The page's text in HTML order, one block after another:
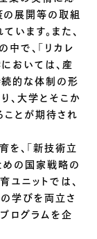
の展開等の取組
います。また、
で、「リカレ
おいては、産
的な体制の形
、大学とそこか
とが期待され
を、「新技術立
の国家戦略の
ユニットでは、
学びを両立さ
ログラムを企